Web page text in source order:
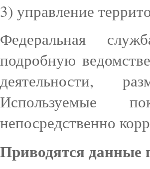
3) управление
Федеральная
подробную
деятельности,
Используемые
непосредственно
Приводятся данные